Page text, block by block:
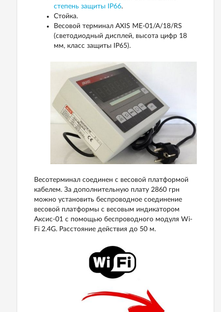
степень защиты IP66.
Стойка.
Весовой терминал AXIS ME-01/A/18/RS
(светодиодный дисплей, высота цифр 18
мм, класс защиты IP65).
Весотерминал соединен с весовой платформой
кабелем. За дополнительную плату 2860 грн
можно установить беспроводное соединение
весовой платформы с весовым индикатором
Аксис-01 с помощью беспроводного модуля Wi-
Fi 2.4G. Расстояние действия до 50 м.